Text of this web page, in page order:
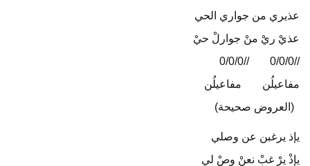
عذيري من جواري الحي
عذيْ ريْ منْ جوارلْ حيْ
//0/0/0
//0/0/0
مفاعيلُن
مفاعيلُن
(العروض صحيحة)
يإذ يرغبن عن وصلي
يإذْ يرْ غبْ نعنْ وصْ لي